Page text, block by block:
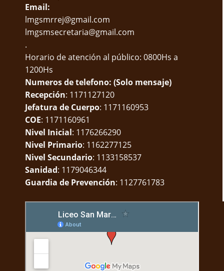
Email:
lmgsmrrej@gmail.com
lmgsmsecretaria@gmail.com
.
Horario de atención al público: 0800Hs a
1200Hs
Numeros de telefono: (Solo mensaje)
Recepción: 1171127120
Jefatura de Cuerpo: 1171160953
COE: 1171160961
Nivel Inicial: 1176266290
Nivel Primario: 1162277125
Nivel Secundario: 1133158537
Sanidad: 1179046344
Guardia de Prevención: 1127761783